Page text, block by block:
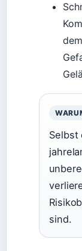
Selbst
sind.